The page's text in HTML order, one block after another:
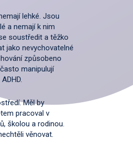
lehké. Jsou
a nemají k nim
soustředit a těžko
jako nevychovatelné
způsobeno
manipulují
s ADHD.
Měl by
pracoval v
školou a rodinou.
věnovat.